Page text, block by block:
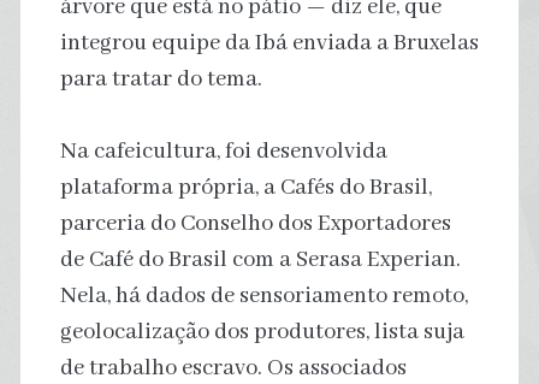
árvore que está no pátio — diz ele, que
integrou equipe da Ibá enviada a Bruxelas
para tratar do tema.
Na cafeicultura, foi desenvolvida
plataforma própria, a Cafés do Brasil,
parceria do Conselho dos Exportadores
de Café do Brasil com a Serasa Experian.
Nela, há dados de sensoriamento remoto,
geolocalização dos produtores, lista suja
de trabalho escravo. Os associados